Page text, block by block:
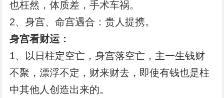
也枉然，体质差，手术车祸。
2、身宫、命宫遇合：贵人提携。
身宫看财运：
1、以日柱定空亡，身宫落空亡，主一生钱财
不聚，漂浮不定，财来财去，即使有钱也是柱
中其他人创造出来的。